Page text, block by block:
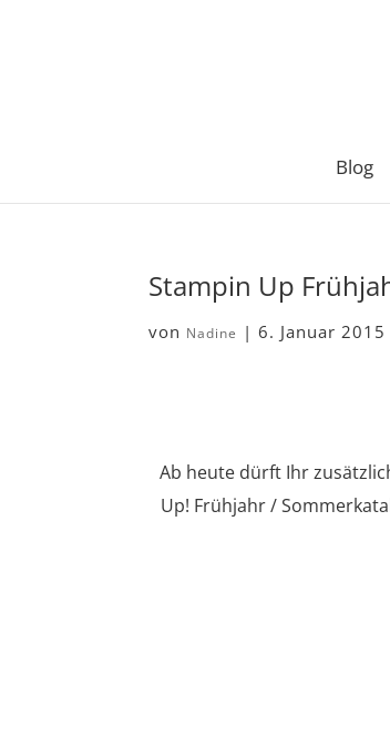
Blog
Stampin Up
von Nadine |6. Januar 2015
Ab heute dürft Ihr
Up! Frühjahr /